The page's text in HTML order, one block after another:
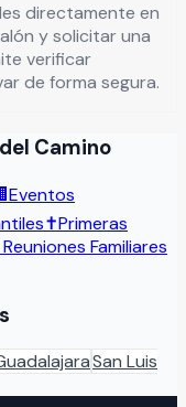
directamente en
y solicitar una
verificar
de forma segura.
Camino
Eventos
✝️Primeras
Reuniones Familiares
San Luis